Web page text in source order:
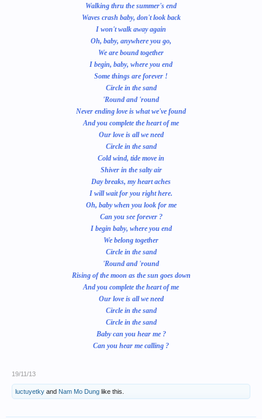
Walking thru the summer's end
Waves crash baby, don't look back
I won't walk away again
Oh, baby, anywhere you go,
We are bound together
I begin, baby, where you end
Some things are forever !
Circle in the sand
'Round and 'round
Never ending love is what we've found
And you complete the heart of me
Our love is all we need
Circle in the sand
Cold wind, tide move in
Shiver in the salty air
Day breaks, my heart aches
I will wait for you right here.
Oh, baby when you look for me
Can you see forever ?
I begin baby, where you end
We belong together
Circle in the sand
'Round and 'round
Rising of the moon as the sun goes down
And you complete the heart of me
Our love is all we need
Circle in the sand
Circle in the sand
Baby can you hear me ?
Can you hear me calling ?
19/11/13
luctuyetky and Nam Mo Dung like this.